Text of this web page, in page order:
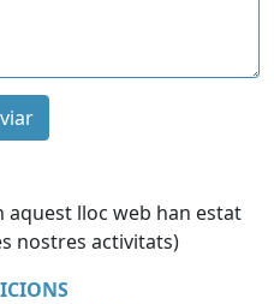
aquest lloc web han estat
nostres activitats)